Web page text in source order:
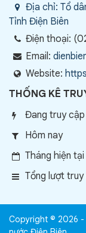
Địa chỉ: Tổ
Tỉnh Điện Biên
Điện thoại:
Email:
Website:
THỐNG KÊ
Đang truy cập
Hôm nay
Tháng hiện tại
Tổng lượt truy
Copyright © 2026 -